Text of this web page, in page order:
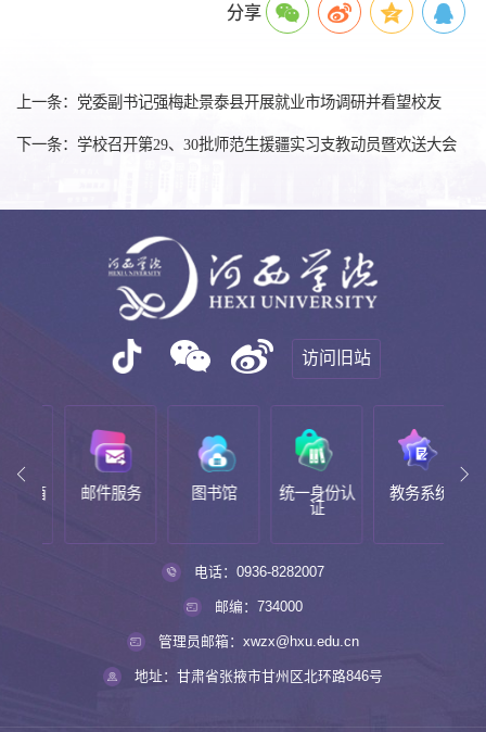
分享
上一条：党委副书记强梅赴景泰县开展就业市场调研并看望校友
下一条：学校召开第29、30批师范生援疆实习支教动员暨欢送大会
访问旧站
邮件服务 图书馆
统一身份认
教务系统
电话：0936-8282007
邮编：734000
管理员邮箱：xwzx@hxu.edu.cn
地址：甘肃省张掖市甘州区北环路846号